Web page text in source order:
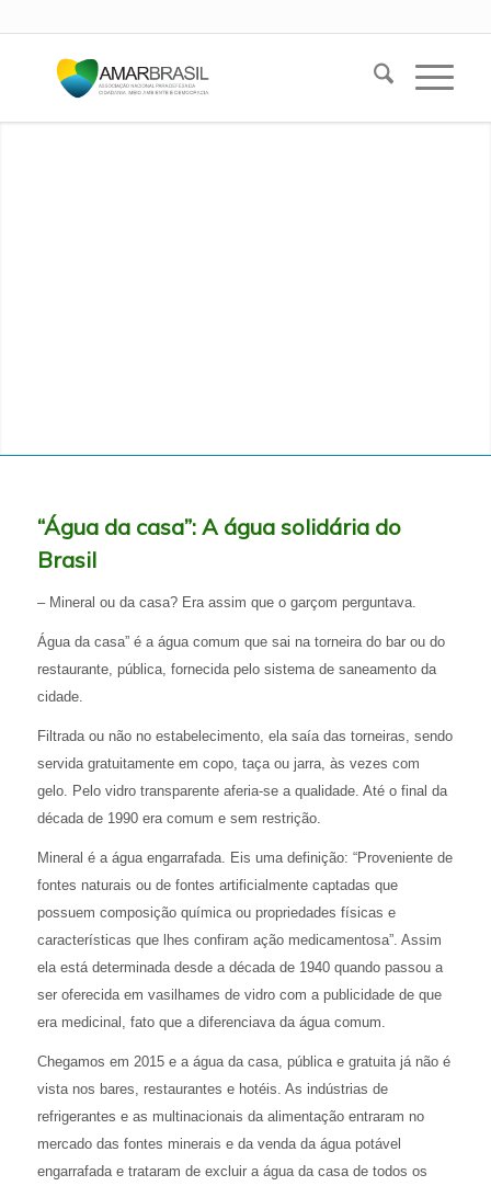
“Água da casa”: A água solidária do
Brasil
– Mineral ou da casa? Era assim que o garçom perguntava.
Água da casa” é a água comum que sai na torneira do bar ou do
restaurante, pública, fornecida pelo sistema de saneamento da
cidade.
Filtrada ou não no estabelecimento, ela saía das torneiras, sendo
servida gratuitamente em copo, taça ou jarra, às vezes com
gelo. Pelo vidro transparente aferia-se a qualidade. Até o final da
década de 1990 era comum e sem restrição.
Mineral é a água engarrafada. Eis uma definição: “Proveniente de
fontes naturais ou de fontes artificialmente captadas que
possuem composição química ou propriedades físicas e
características que lhes confiram ação medicamentosa”. Assim
ela está determinada desde a década de 1940 quando passou a
ser oferecida em vasilhames de vidro com a publicidade de que
era medicinal, fato que a diferenciava da água comum.
Chegamos em 2015 e a água da casa, pública e gratuita já não é
vista nos bares, restaurantes e hotéis. As indústrias de
refrigerantes e as multinacionais da alimentação entraram no
mercado das fontes minerais e da venda da água potável
engarrafada e trataram de excluir a água da casa de todos os